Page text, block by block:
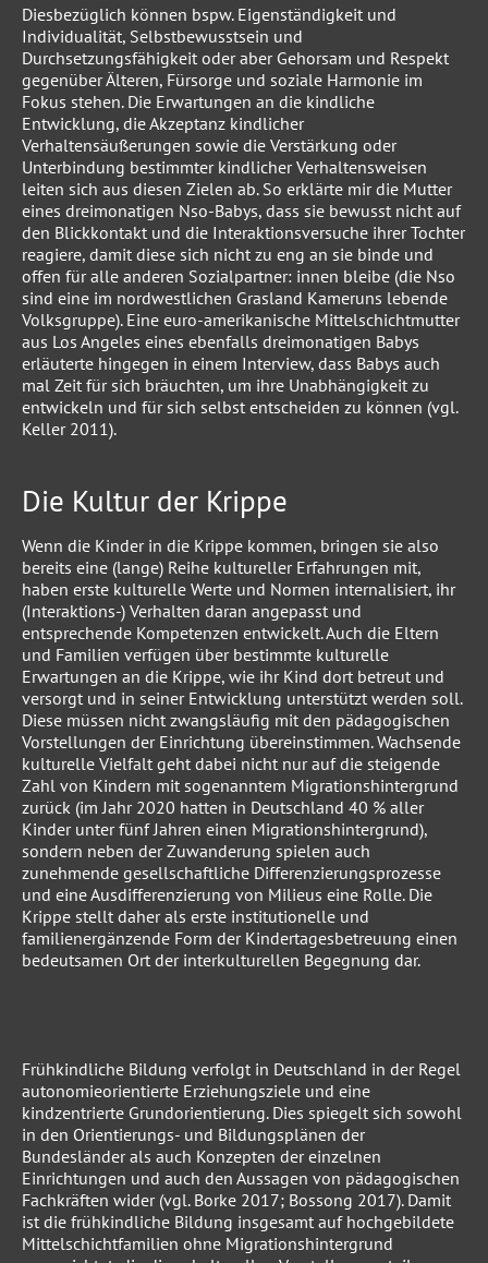
Diesbezüglich können bspw. Eigenständigkeit und
Individualität, Selbstbewusstsein und
Durchsetzungsfähigkeit oder aber Gehorsam und Respekt
gegenüber Älteren, Fürsorge und soziale Harmonie im
Fokus stehen. Die Erwartungen an die kindliche
Entwicklung, die Akzeptanz kindlicher
Verhaltensäußerungen sowie die Verstärkung oder
Unterbindung bestimmter kindlicher Verhaltensweisen
leiten sich aus diesen Zielen ab. So erklärte mir die Mutter
eines dreimonatigen Nso-Babys, dass sie bewusst nicht auf
den Blickkontakt und die Interaktionsversuche ihrer Tochter
reagiere, damit diese sich nicht zu eng an sie binde und
offen für alle anderen Sozialpartner: innen bleibe (die Nso
sind eine im nordwestlichen Grasland Kameruns lebende
Volksgruppe). Eine euro-amerikanische Mittelschichtmutter
aus Los Angeles eines ebenfalls dreimonatigen Babys
erläuterte hingegen in einem Interview, dass Babys auch
mal Zeit für sich bräuchten, um ihre Unabhängigkeit zu
entwickeln und für sich selbst entscheiden zu können (vgl.
Keller 2011).
Die Kultur der Krippe
Wenn die Kinder in die Krippe kommen, bringen sie also
bereits eine (lange) Reihe kultureller Erfahrungen mit,
haben erste kulturelle Werte und Normen internalisiert, ihr
(Interaktions-) Verhalten daran angepasst und
entsprechende Kompetenzen entwickelt. Auch die Eltern
und Familien verfügen über bestimmte kulturelle
Erwartungen an die Krippe, wie ihr Kind dort betreut und
versorgt und in seiner Entwicklung unterstützt werden soll.
Diese müssen nicht zwangsläufig mit den pädagogischen
Vorstellungen der Einrichtung übereinstimmen. Wachsende
kulturelle Vielfalt geht dabei nicht nur auf die steigende
Zahl von Kindern mit sogenanntem Migrationshintergrund
zurück (im Jahr 2020 hatten in Deutschland 40 % aller
Kinder unter fünf Jahren einen Migrationshintergrund),
sondern neben der Zuwanderung spielen auch
zunehmende gesellschaftliche Differenzierungsprozesse
und eine Ausdifferenzierung von Milieus eine Rolle. Die
Krippe stellt daher als erste institutionelle und
familienergänzende Form der Kindertagesbetreuung einen
bedeutsamen Ort der interkulturellen Begegnung dar.
Frühkindliche Bildung verfolgt in Deutschland in der Regel
autonomieorientierte Erziehungsziele und eine
kindzentrierte Grundorientierung. Dies spiegelt sich sowohl
in den Orientierungs- und Bildungsplänen der
Bundesländer als auch Konzepten der einzelnen
Einrichtungen und auch den Aussagen von pädagogischen
Fachkräften wider (vgl. Borke 2017; Bossong 2017). Damit
ist die frühkindliche Bildung insgesamt auf hochgebildete
Mittelschichtfamilien ohne Migrationshintergrund